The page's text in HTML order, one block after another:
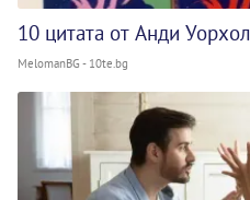
10 цитата от Анди Уорхол
MelomanBG - 10te.bg